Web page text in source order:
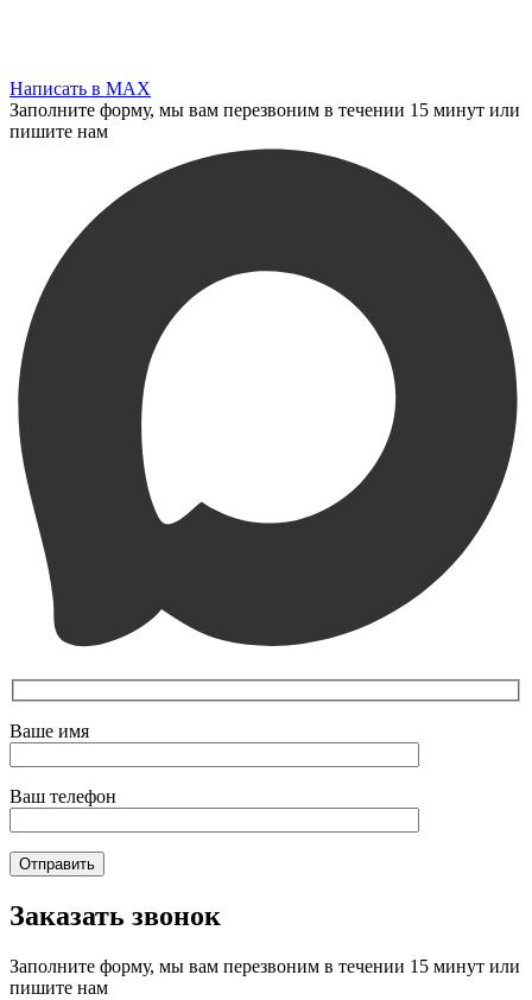
Написать в MAX
Заполните форму, мы вам перезвоним в течении 15 минут или
пишите нам
Ваше имя
Ваш телефон
Заказать звонок
Заполните форму, мы вам перезвоним в течении 15 минут или
пишите нам